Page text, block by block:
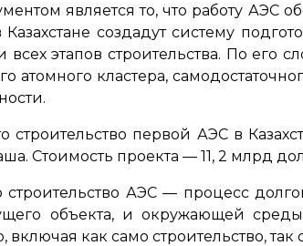
является то, что работу АЭС
Казахстане создадут систему
всех этапов строительства. По его
атомного кластера,
строительство первой АЭС в
Стоимость проекта — 11, 2 млрд
строительство АЭС — процесс
объекта, и окружающей
включая как само строительство,